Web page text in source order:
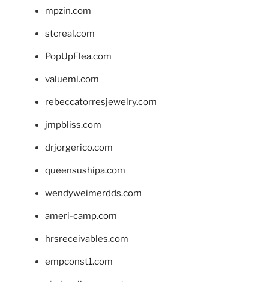
mpzin.com
stcreal.com
PopUpFlea.com
valueml.com
rebeccatorresjewelry.com
jmpbliss.com
drjorgerico.com
queensushipa.com
wendyweimerdds.com
ameri-camp.com
hrsreceivables.com
empconst1.com